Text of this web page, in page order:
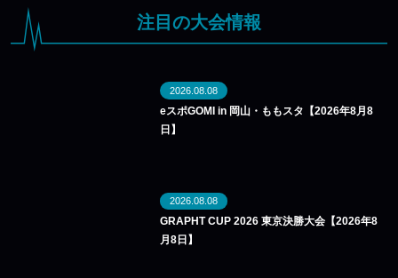
注目の大会情報
2026.08.08
eスポGOMI in 岡山・ももスタ【2026年8月8
日】
2026.08.08
GRAPHT CUP 2026 東京決勝大会【2026年8
月8日】